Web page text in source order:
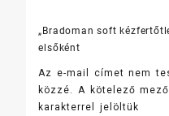
„Bradoman soft
elsőként
Az e-mail címet nem
közzé.
A kötelező
karakterrel jelöltük